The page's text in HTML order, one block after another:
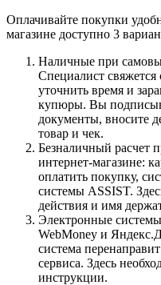
Оплачивайте покупки
магазине доступно 3
Наличные при
Специалист
уточнить время и
купюры. Вы
документы, вносите
товар и чек.
Безналичный расчет
интернет-магазине:
оплатить покупку,
системы ASSIST.
действия и имя
Электронные
WebMoney и
система
сервиса. Здесь
инструкции.